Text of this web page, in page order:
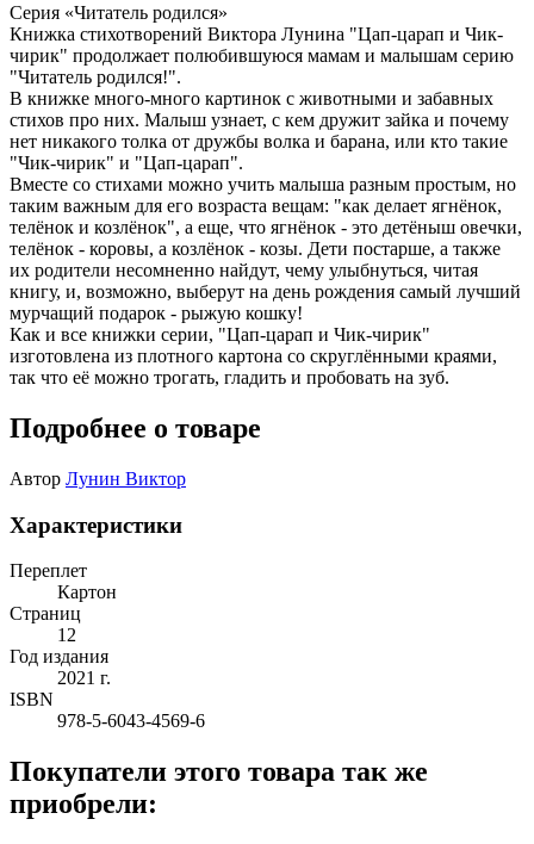
Серия «Читатель родился»
Книжка стихотворений Виктора Лунина "Цап-царап и Чик-
чирик" продолжает полюбившуюся мамам и малышам серию
"Читатель родился!".
В книжке много-много картинок с животными и забавных
стихов про них. Малыш узнает, с кем дружит зайка и почему
нет никакого толка от дружбы волка и барана, или кто такие
"Чик-чирик" и "Цап-царап".
Вместе со стихами можно учить малыша разным простым, но
таким важным для его возраста вещам: "как делает ягнёнок,
телёнок и козлёнок", а еще, что ягнёнок - это детёныш овечки,
телёнок - коровы, а козлёнок - козы. Дети постарше, а также
их родители несомненно найдут, чему улыбнуться, читая
книгу, и, возможно, выберут на день рождения самый лучший
мурчащий подарок - рыжую кошку!
Как и все книжки серии, "Цап-царап и Чик-чирик"
изготовлена из плотного картона со скруглёнными краями,
так что её можно трогать, гладить и пробовать на зуб.
Подробнее о товаре
Автор Лунин Виктор
Характеристики
Переплет
Картон
Страниц
12
Год издания
2021 г.
ISBN
978-5-6043-4569-6
Покупатели этого товара так же
приобрели: